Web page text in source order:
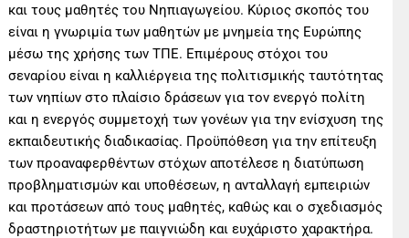
και τους μαθητές του Νηπιαγωγείου. Κύριος σκοπός του
είναι η γνωριμία των μαθητών με μνημεία της Ευρώπης
μέσω της χρήσης των ΤΠΕ. Επιμέρους στόχοι του
σεναρίου είναι η καλλιέργεια της πολιτισμικής ταυτότητας
των νηπίων στο πλαίσιο δράσεων για τον ενεργό πολίτη
και η ενεργός συμμετοχή των γονέων για την ενίσχυση της
εκπαιδευτικής διαδικασίας. Προϋπόθεση για την επίτευξη
των προαναφερθέντων στόχων αποτέλεσε η διατύπωση
προβληματισμών και υποθέσεων, η ανταλλαγή εμπειριών
και προτάσεων από τους μαθητές, καθώς και ο σχεδιασμός
δραστηριοτήτων με παιγνιώδη και ευχάριστο χαρακτήρα.